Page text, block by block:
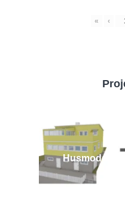
« ‹
Husmodell